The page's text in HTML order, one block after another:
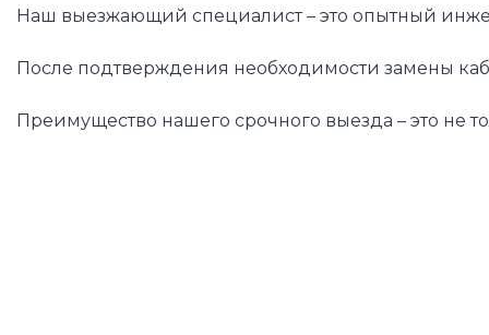
Наш выезжающий специалист – это опытный
После подтверждения необходимости замены
Преимущество нашего срочного выезда – это не